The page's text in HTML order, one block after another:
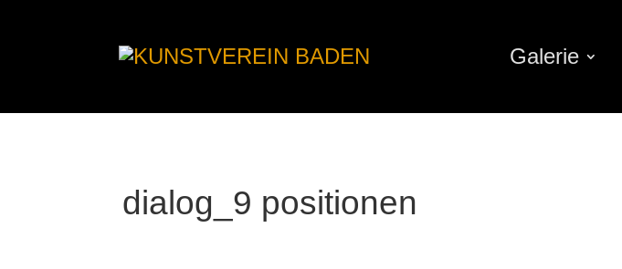
Galerie
dialog_9 positionen